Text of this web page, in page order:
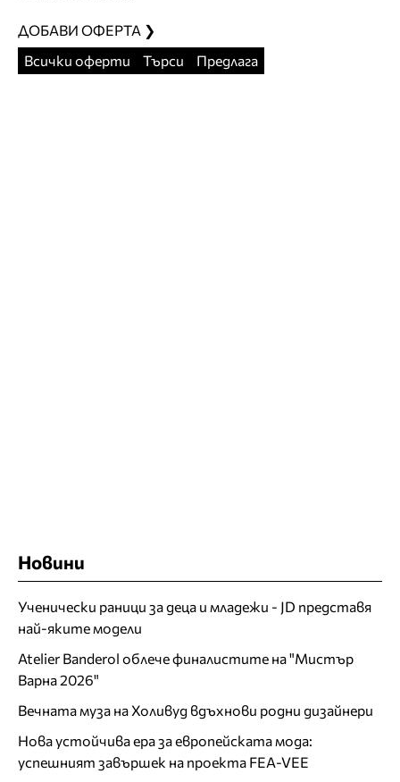
ДОБАВИ ОФЕРТА ❯
Всички оферти
Търси Предлага
Новини
Ученически раници за деца и младежи - JD представя
най-яките модели
Atelier Banderol облече финалистите на "Мистър
Варна 2026"
Вечната муза на Холивуд вдъхнови родни дизайнери
Нова устойчива ера за европейската мода:
успешният завършек на проекта FEA-VEE